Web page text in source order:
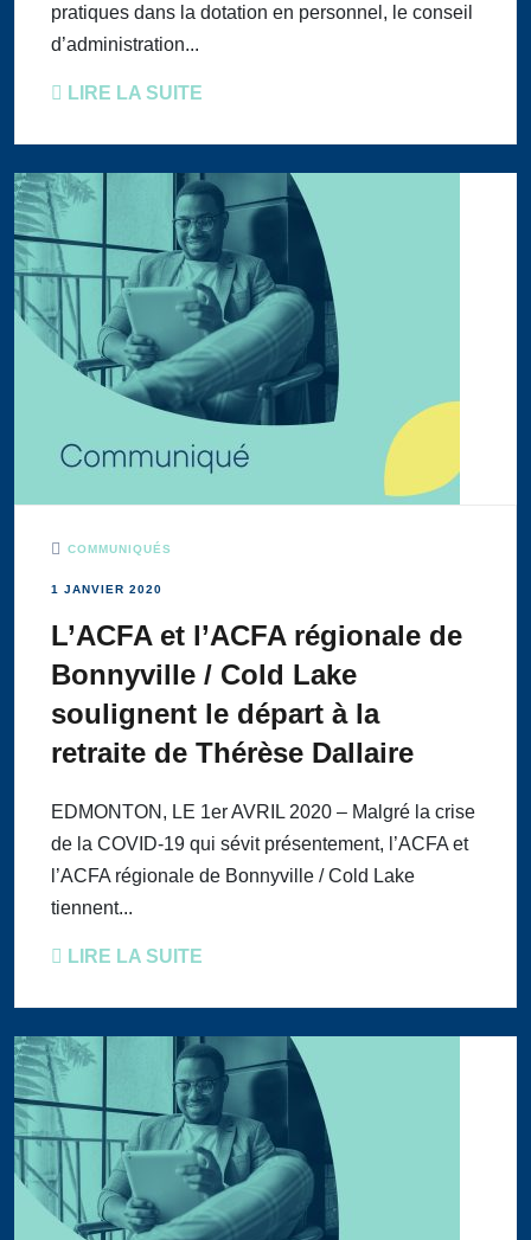
pratiques dans la dotation en personnel, le conseil
d’administration...
LIRE LA SUITE
COMMUNIQUÉS
1 JANVIER 2020
L’ACFA et l’ACFA régionale de
Bonnyville / Cold Lake
soulignent le départ à la
retraite de Thérèse Dallaire
EDMONTON, LE 1er AVRIL 2020 – Malgré la crise
de la COVID-19 qui sévit présentement, l’ACFA et
l’ACFA régionale de Bonnyville / Cold Lake
tiennent...
LIRE LA SUITE